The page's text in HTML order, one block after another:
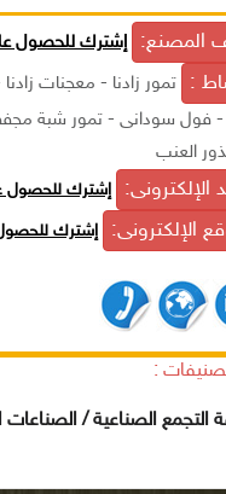
المصنع: إشترك للحصول
:
تمور زادنا - معجنات
- فول سودانى - تمور شبة
العنب
الإلكترونى: إشترك للحصول
الإلكترونى: إشترك
:
التجمع الصناعية / الصناعات